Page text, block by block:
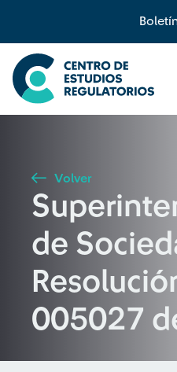
Búsqueda
Seleccione país
Buscar
Volver
de
005027